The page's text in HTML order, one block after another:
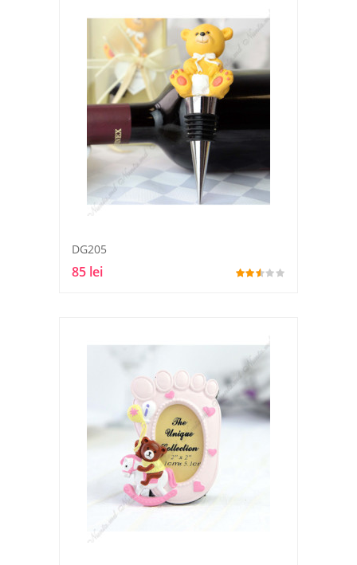
DG205
85 lei